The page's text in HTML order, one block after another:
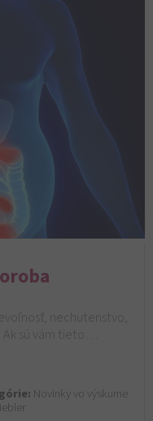
nechutenstvo,
sú vám tieto…
Novinky vo výskume